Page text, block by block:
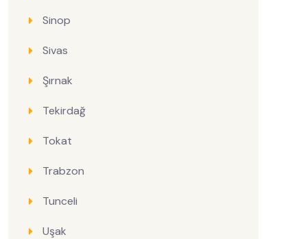
Sinop
Sivas
Şırnak
Tekirdağ
Tokat
Trabzon
Tunceli
Uşak